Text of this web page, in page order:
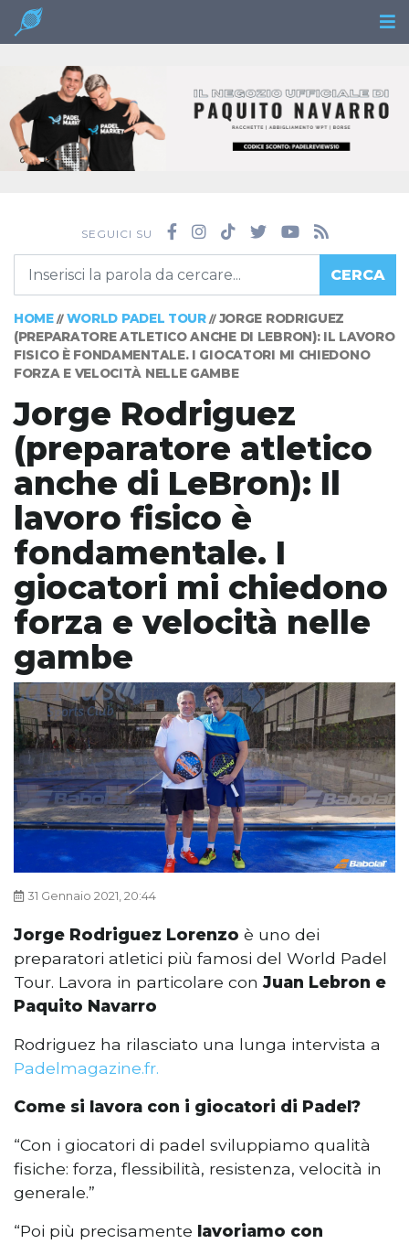
SEGUICI SU
CERCA
HOME// WORLD PADEL TOUR// JORGE RODRIGUEZ
(PREPARATORE ATLETICO ANCHE DI LEBRON): IL LAVORO
FISICO È FONDAMENTALE. I GIOCATORI MI CHIEDONO
FORZA E VELOCITÀ NELLE GAMBE
Jorge Rodriguez
(preparatore atletico
anche di LeBron): Il
lavoro fisico è
fondamentale. I
giocatori mi chiedono
forza e velocità nelle
gambe
31 Gennaio 2021, 20:44
Jorge Rodriguez Lorenzo è uno dei
preparatori atletici più famosi del World Padel
Tour. Lavora in particolare conJuan Lebron e
Paquito Navarro
Rodriguez ha rilasciato una lunga intervista a
Padelmagazine.fr.
Come si lavora con i giocatori di Padel?
“Con i giocatori di padel sviluppiamo qualità
fisiche: forza, flessibilità, resistenza, velocità in
generale.”
“Poi più precisamente lavoriamo con